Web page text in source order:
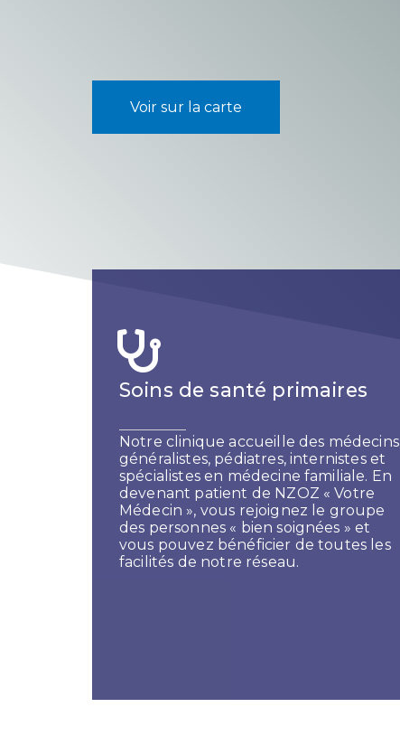
Voir sur la carte
Soins de santé primaires
Notre clinique accueille des médecins
généralistes, pédiatres, internistes et
spécialistes en médecine familiale. En
devenant patient de NZOZ « Votre
Médecin », vous rejoignez le groupe
des personnes « bien soignées » et
vous pouvez bénéficier de toutes les
facilités de notre réseau.